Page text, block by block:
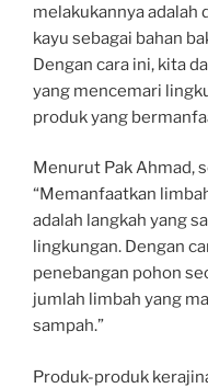
melakukannya adalah
kayu sebagai bahan
Dengan cara ini, kita
yang mencemari
produk yang
Menurut Pak Ahmad,
“Memanfaatkan
adalah langkah yang
lingkungan. Dengan
penebangan pohon
jumlah limbah yang
sampah.”
Produk-produk